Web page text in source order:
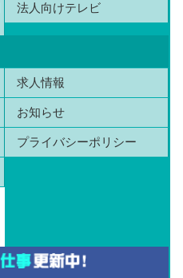
法人向けテレビ
求人情報
お知らせ
プライバシーポリシー